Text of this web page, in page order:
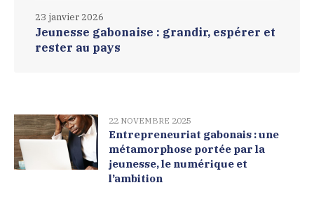
Jeunesse gabonaise : grandir, espérer et
rester au pays
23 janvier 2026
22 NOVEMBRE 2025
Entrepreneuriat gabonais : une
métamorphose portée par la
jeunesse, le numérique et
l’ambition